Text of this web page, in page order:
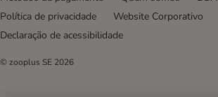
Política de privacidade
Website Corporativo
Declaração de acessibilidade
© zooplus SE 2026